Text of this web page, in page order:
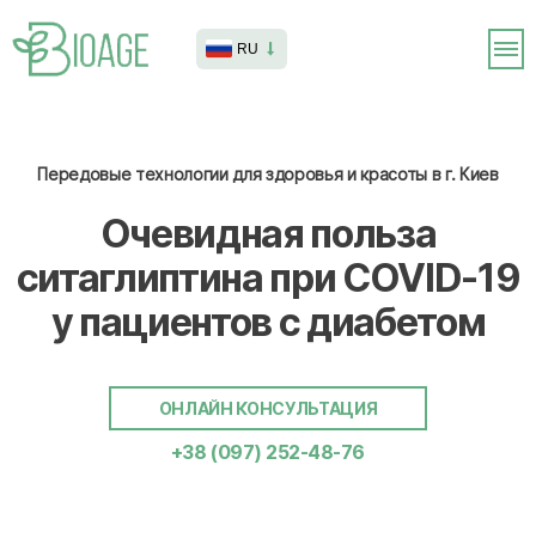
RU
Передовые технологии для здоровья и красоты в г. Киев
Очевидная польза
ситаглиптина при COVID-19
у пациентов с диабетом
ОНЛАЙН КОНСУЛЬТАЦИЯ
+38 (097) 252-48-76